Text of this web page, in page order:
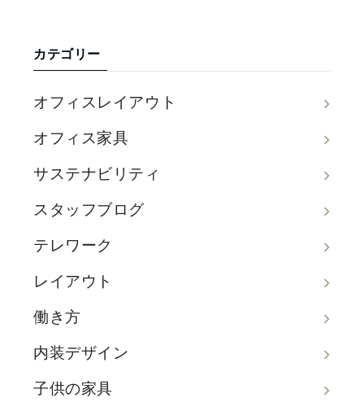
カテゴリー
オフィスレイアウト
オフィス家具
サステナビリティ
スタッフブログ
テレワーク
レイアウト
働き方
内装デザイン
子供の家具